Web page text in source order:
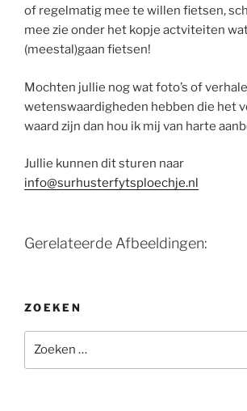
of regelmatig mee te willen fietsen,
mee zie onder het kopje actviteiten
(meestal)gaan fietsen!
Mochten jullie nog wat foto’s of
wetenswaardigheden hebben die het
waard zijn dan hou ik mij van harte
Jullie kunnen dit sturen naar
info@surhusterfytsploechje.nl
Gerelateerde Afbeeldingen:
ZOEKEN
naar: